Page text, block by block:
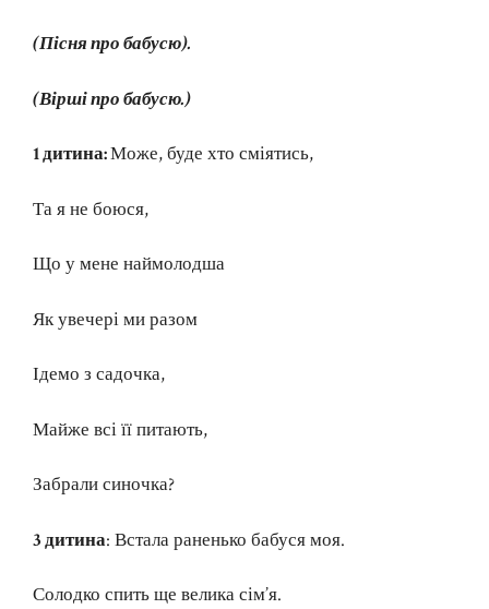
(Пісня про бабусю).
(Вірші про бабусю.)
1 дитина:Може, буде хто сміятись,
Та я не боюся,
Що у мене наймолодша
Як увечері ми разом
Ідемо з садочка,
Майже всі її питають,
Забрали синочка?
3 дитина: Встала раненько бабуся моя.
Солодко спить ще велика сім’я.